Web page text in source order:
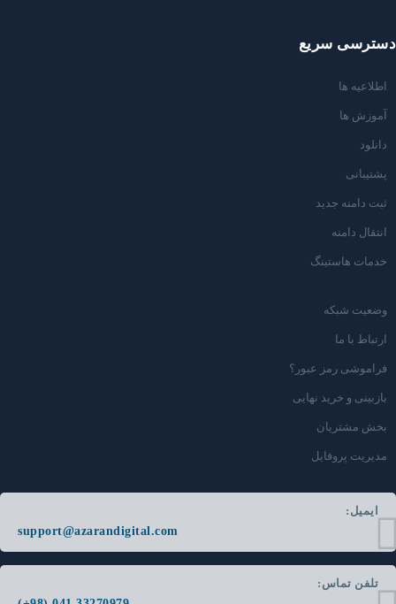
دسترسی سریع
اطلاعیه ها
آموزش ها
دانلود
پشتیبانی
ثبت دامنه جدید
انتقال دامنه
خدمات هاستینگ
وضعیت شبکه
ارتباط با ما
فراموشی رمز عبور؟
بازبینی و خرید نهایی
بخش مشتریان
مدیریت پروفایل
ایمیل:
support@azarandigital.com
تلفن تماس: